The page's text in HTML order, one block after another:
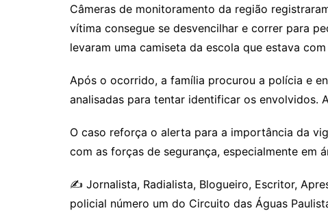
Câmeras de monitoramento da região
vítima consegue se desvencilhar e correr para
levaram uma camiseta da escola que estava
Após o ocorrido, a família procurou a polícia e
analisadas para tentar identificar os envolvidos.
O caso reforça o alerta para a importância da
com as forças de segurança, especialmente em
✍️ Jornalista, Radialista, Blogueiro, Escritor,
policial número um do Circuito das Águas